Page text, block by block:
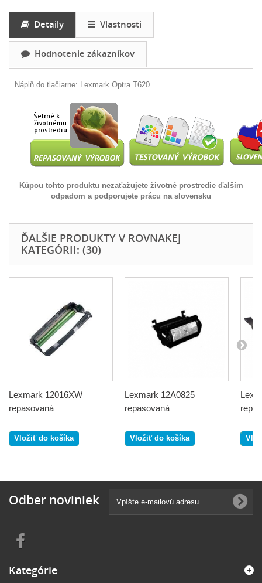
Detaily Vlastnosti
Hodnotenie zákazníkov
Náplň do tlačiarne: Lexmark Optra T620
Kúpou tohto produktu nezaťažujete životné prostredie ďalším
odpadom a podporujete prácu na slovensku
ĎALŠIE PRODUKTY V ROVNAKEJ
KATEGÓRII: (30)
Lexmark 12016XW
repasovaná
Vložiť do košíka
Lexmark 12A0825
repasovaná
Vložiť do košíka
Odber noviniek
Kategórie